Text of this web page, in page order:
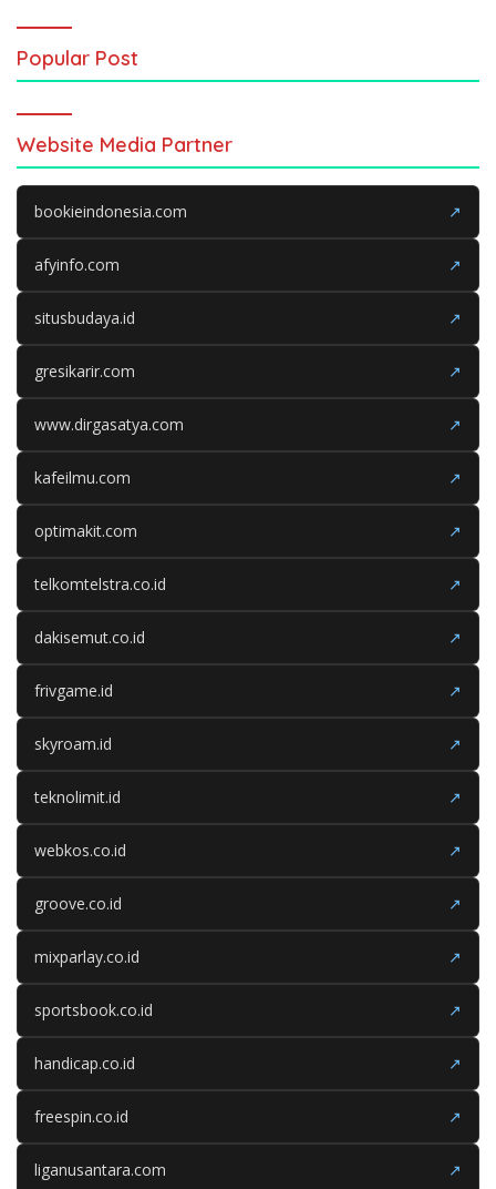
Popular Post
Website Media Partner
bookieindonesia.com ↗
afyinfo.com ↗
situsbudaya.id ↗
gresikarir.com ↗
www.dirgasatya.com ↗
kafeilmu.com ↗
optimakit.com ↗
telkomtelstra.co.id ↗
dakisemut.co.id ↗
frivgame.id ↗
skyroam.id ↗
teknolimit.id ↗
webkos.co.id ↗
groove.co.id ↗
mixparlay.co.id ↗
sportsbook.co.id ↗
handicap.co.id ↗
freespin.co.id ↗
liganusantara.com ↗